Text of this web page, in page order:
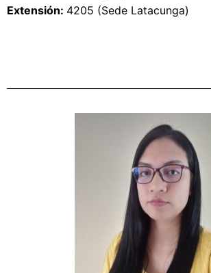
Extensión: 4205 (Sede Latacunga)